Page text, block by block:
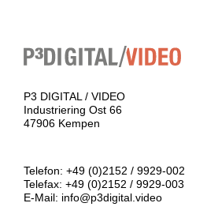
P3 DIGITAL / VIDEO
Industriering Ost 66
47906 Kempen
Telefon: +49 (0)2152 / 9929-002
Telefax: +49 (0)2152 / 9929-003
E-Mail: info@p3digital.video